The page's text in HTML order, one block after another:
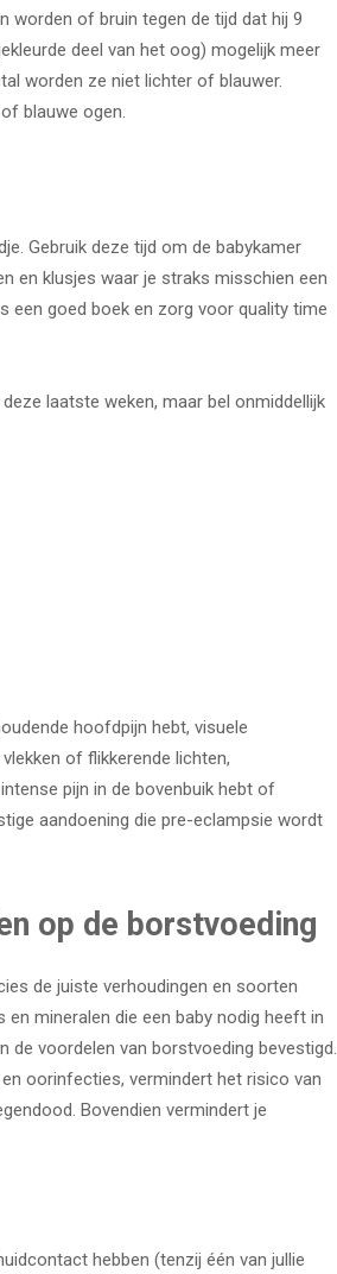
worden of bruin tegen de tijd dat hij 9
deel van het oog) mogelijk meer
worden ze niet lichter of blauwer.
blauwe ogen.
Gebruik deze tijd om de babykamer
en klusjes waar je straks misschien een
een goed boek en zorg voor quality time
laatste weken, maar bel onmiddellijk
hoofdpijn hebt, visuele
of flikkerende lichten,
pijn in de bovenbuik hebt of
aandoening die pre-eclampsie wordt
op de borstvoeding
de juiste verhoudingen en soorten
mineralen die een baby nodig heeft in
de voordelen van borstvoeding bevestigd.
oorinfecties, vermindert het risico van
Bovendien vermindert je
hebben (tenzij één van jullie